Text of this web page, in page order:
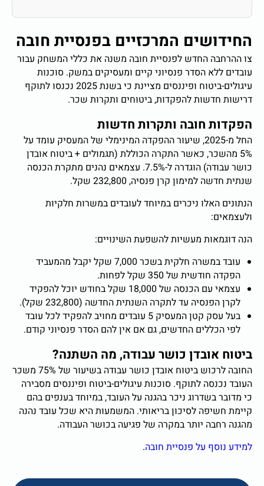
החידושים המרכזיים בפנסיית חובה
צו ההרחבה החדש לפנסיית חובה משנה את כללי המשחק עבור
עובדים ללא הסדר פנסיוני קיים ומעסיקים במשק. סוכנות
עיגולים-ביטוח ופיננסים מציינת כי בשנת 2025 נכנסו לתוקף
דרישות חדשות להפקדות, ביטוחים ותקרות שכר.
הפקדות חובה ותקרות חדשות
החל מ-2025, שיעור ההפקדה המינימלי של המעסיק עומד על
5% מהשכר, כאשר התקרה הכוללת (תגמולים + ביטוח אובדן
כושר עבודה) הוגדרה ל-7.5%. עצמאים נהנים מתקרת הכנסה
שנתית חדשה למימון קרן פנסיה, 232,800 שקל.
הנתונים האלו ניכרים במיוחד לעובדים במשרות חלקיות
ולעצמאים:
הנה דוגמאות מעשיות להשפעת השינויים:
עובד במשרה חלקית בשכר 7,000 שקל יקבל מהמעביד
הפקדה חודשית של 350 שקל לפחות.
עצמאי עם הכנסה של 18,000 שקל בחודש יוכל להפקיד
לקרן הפנסיה עד לתקרה השנתית החדשה (232,800 שקל).
בעל עסק קטן המעסיק 5 עובדים מחויב להפקיד לכל עובד
לפי הכללים החדשים, גם אם אין להם הסדר פנסיוני קודם.
ביטוח אובדן כושר עבודה, מה השתנה?
החובה לרכוש ביטוח אובדן כושר עבודה בשיעור של 75% משכר
העובד נכנסה לתוקף. סוכנות עיגולים-ביטוח ופיננסים מסבירה
כי מדובר בשדרוג ניכר בהגנה על העובד, במיוחד בענפים בהם
קיימת חשיפה לסיכון בריאותי. המשמעות היא שכל עובד נהנה
מהגנה רחבה יותר במקרה של פגיעה בכושר העבודה.
למידע נוסף על פנסיית חובה.